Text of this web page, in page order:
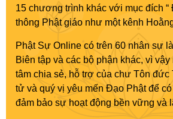
15 chương trình khác với mục đích “
thông Phật giáo như một kênh
Phật Sự Online có trên 60 nhân sự
Biên tập và các bộ phận khác, vì
tâm chia sẻ, hỗ trợ của chư Tôn đức
tử và quý vị yêu mến Đạo Phật để
đảm bảo sự hoạt động bền vững và